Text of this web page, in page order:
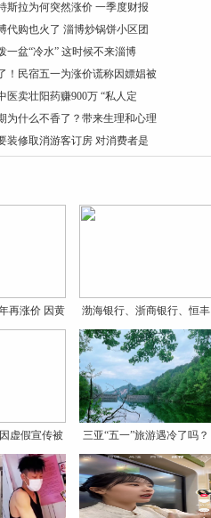
斯拉为何突然涨价 一季度财报
代购也火了 淄博炒锅饼小区团
一盆“冷水” 这时候不来淄博
！民宿五一为涨价谎称因嫖娼被
医卖壮阳药赚900万 “私人定
为什么不香了？带来生理和心理
装修取消游客订房 对消费者是
再涨价 因黄
渤海银行、浙商银行、恒丰
银
虚假宣传被
三亚“五一”旅游遇冷了吗？